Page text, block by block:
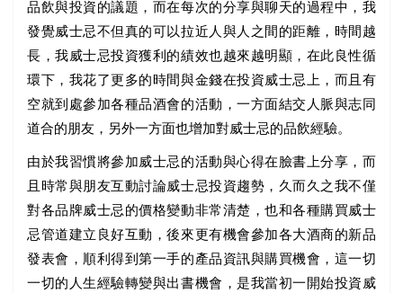
品飲與投資的議題，而在每次的分享與聊天的過程中，我
發覺威士忌不但真的可以拉近人與人之間的距離，時間越
長，我威士忌投資獲利的績效也越來越明顯，在此良性循
環下，我花了更多的時間與金錢在投資威士忌上，而且有
空就到處參加各種品酒會的活動，一方面結交人脈與志同
道合的朋友，另外一方面也增加對威士忌的品飲經驗。
由於我習慣將參加威士忌的活動與心得在臉書上分享，而
且時常與朋友互動討論威士忌投資趨勢，久而久之我不僅
對各品牌威士忌的價格變動非常清楚，也和各種購買威士
忌管道建立良好互動，後來更有機會參加各大酒商的新品
發表會，順利得到第一手的產品資訊與購買機會，這一切
一切的人生經驗轉變與出書機會，是我當初一開始投資威